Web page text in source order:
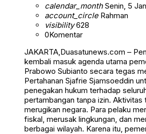
calendar_monthSenin, 5
account_circleRahman
visibility628
0Komentar
JAKARTA,Duasatunews.com –
kembali masuk agenda utama
Prabowo Subianto secara tegas
Pertahanan Sjafrie Sjamsoeddin
penegakan hukum terhadap
pertambangan tanpa izin. Aktivitas
merugikan negara. Para pelaku
fiskal, merusak lingkungan, dan
berbagai wilayah. Karena itu,